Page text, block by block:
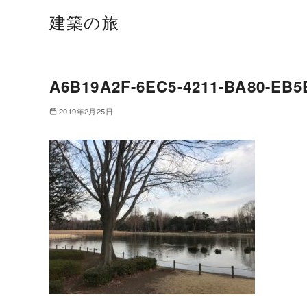
建築の旅
A6B19A2F-6EC5-4211-BA80-
2019年2月25日